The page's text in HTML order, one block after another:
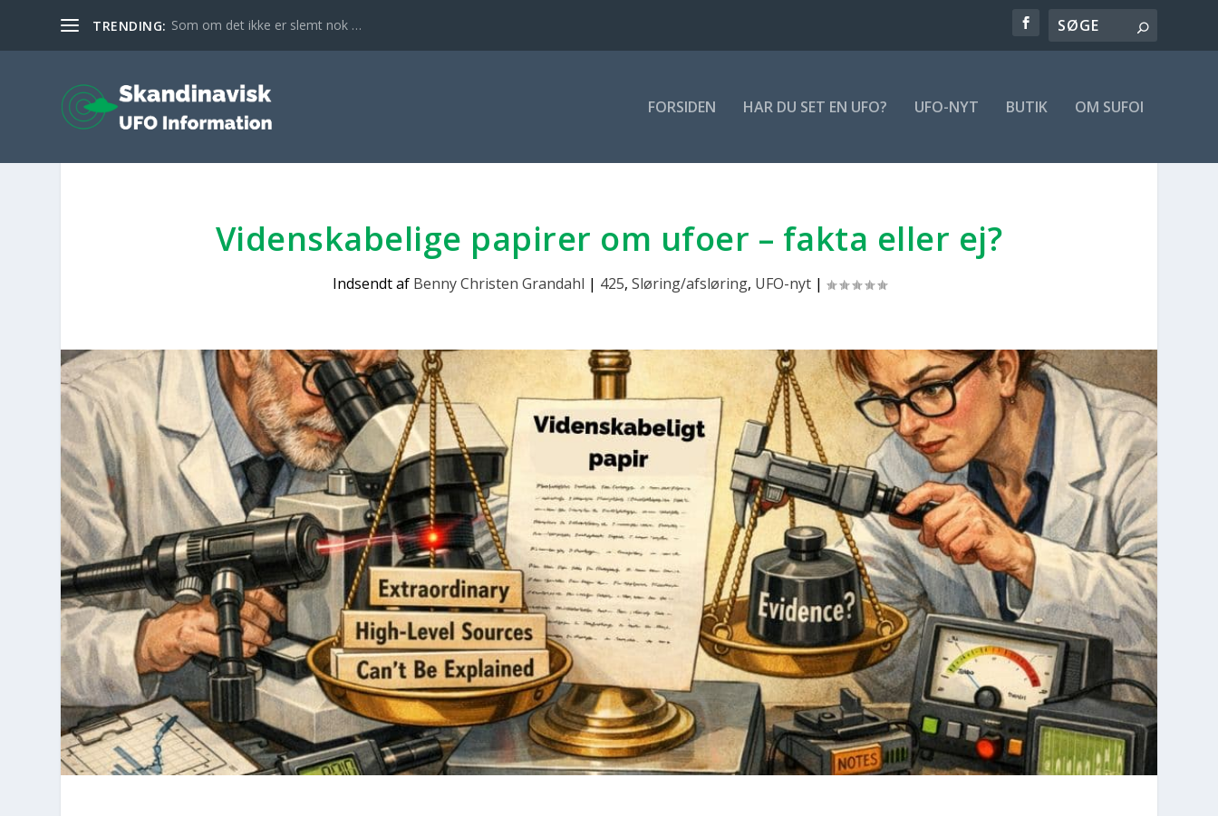
TRENDING: Som om det ikke er slemt nok …
FOR­SI­DEN HAR DU SET EN UFO? UFO-NYT BUTIK OM SUFOI
Viden­ska­be­li­ge papi­rer om ufo­er – fak­ta eller ej?
Indsendt af Benny Christen Grandahl | 425, Sløring/afsløring, UFO-nyt|